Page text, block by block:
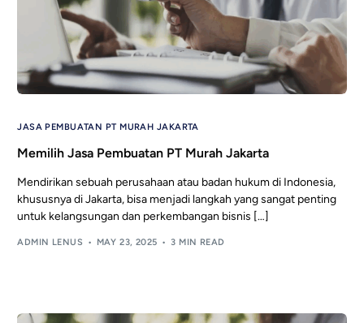
JASA PEMBUATAN PT MURAH JAKARTA
Memilih Jasa Pembuatan PT Murah Jakarta
Mendirikan sebuah perusahaan atau badan hukum di Indonesia,
khususnya di Jakarta, bisa menjadi langkah yang sangat penting
untuk kelangsungan dan perkembangan bisnis […]
ADMIN LENUS MAY 23, 2025 3 MIN READ